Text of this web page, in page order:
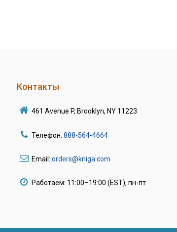
Контакты
461 Avenue P, Brooklyn, NY 11223
Телефон: 888-564-4664
Email: orders@kniga.com
Работаем: 11:00–19:00 (EST), пн-пт